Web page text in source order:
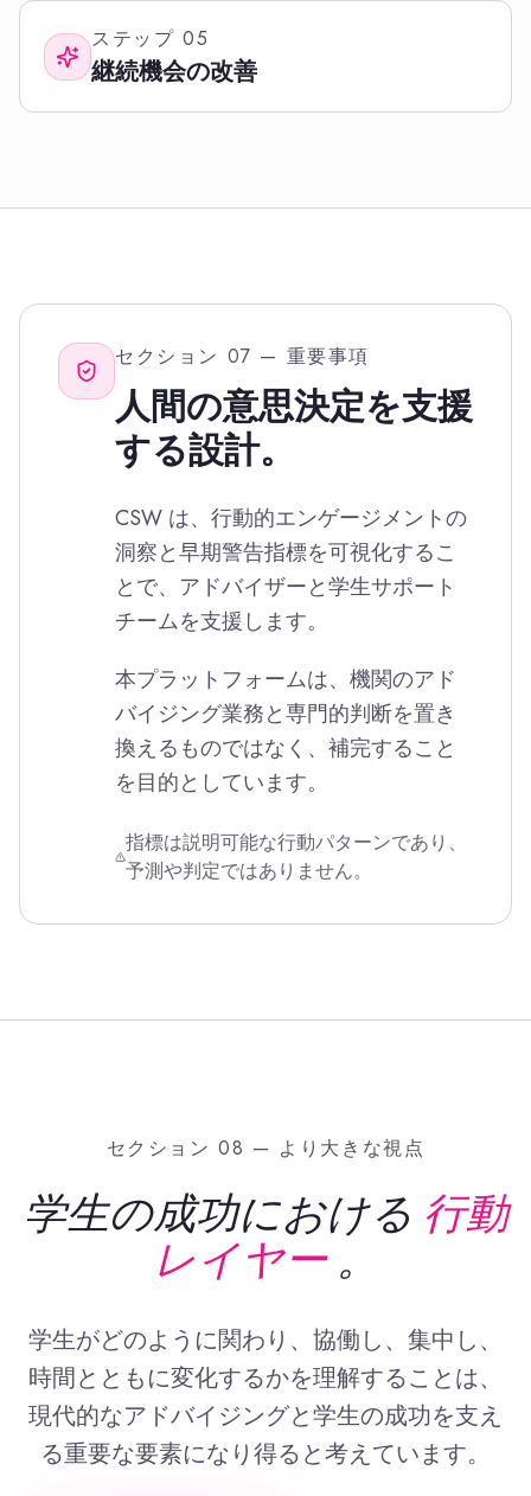
ステップ 05
継続機会の改善
セクション 07 — 重要事項
人間の意思決定を支援
する設計。
CSW は、行動的エンゲージメントの
洞察と早期警告指標を可視化するこ
とで、アドバイザーと学生サポート
チームを支援します。
本プラットフォームは、機関のアド
バイジング業務と専門的判断を置き
換えるものではなく、補完すること
を目的としています。
指標は説明可能な行動パターンであり、
予測や判定ではありません。
セクション 08 — より大きな視点
学生の成功における 行動
レイヤー 。
学生がどのように関わり、協働し、集中し、
時間とともに変化するかを理解することは、
現代的なアドバイジングと学生の成功を支え
る重要な要素になり得ると考えています。